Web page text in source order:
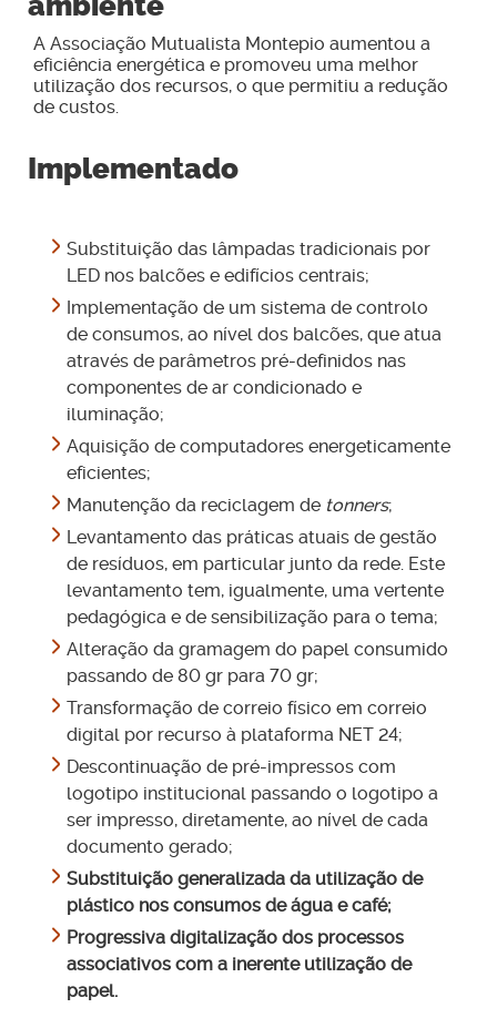
A Associação Mutualista Montepio aumentou a
eficiência energética e promoveu uma melhor
utilização dos recursos, o que permitiu a redução
de custos.
Implementado
Substituição das lâmpadas tradicionais por
LED nos balcões e edifícios centrais;
Implementação de um sistema de controlo
de consumos, ao nível dos balcões, que atua
através de parâmetros pré-definidos nas
componentes de ar condicionado e
iluminação;
Aquisição de computadores energeticamente
eficientes;
Manutenção da reciclagem de tonners;
Levantamento das práticas atuais de gestão
de resíduos, em particular junto da rede. Este
levantamento tem, igualmente, uma vertente
pedagógica e de sensibilização para o tema;
Alteração da gramagem do papel consumido
passando de 80 gr para 70 gr;
Transformação de correio físico em correio
digital por recurso à plataforma NET 24;
Descontinuação de pré-impressos com
logotipo institucional passando o logotipo a
ser impresso, diretamente, ao nível de cada
documento gerado;
Substituição generalizada da utilização de
plástico nos consumos de água e café;
Progressiva digitalização dos processos
associativos com a inerente utilização de
papel.